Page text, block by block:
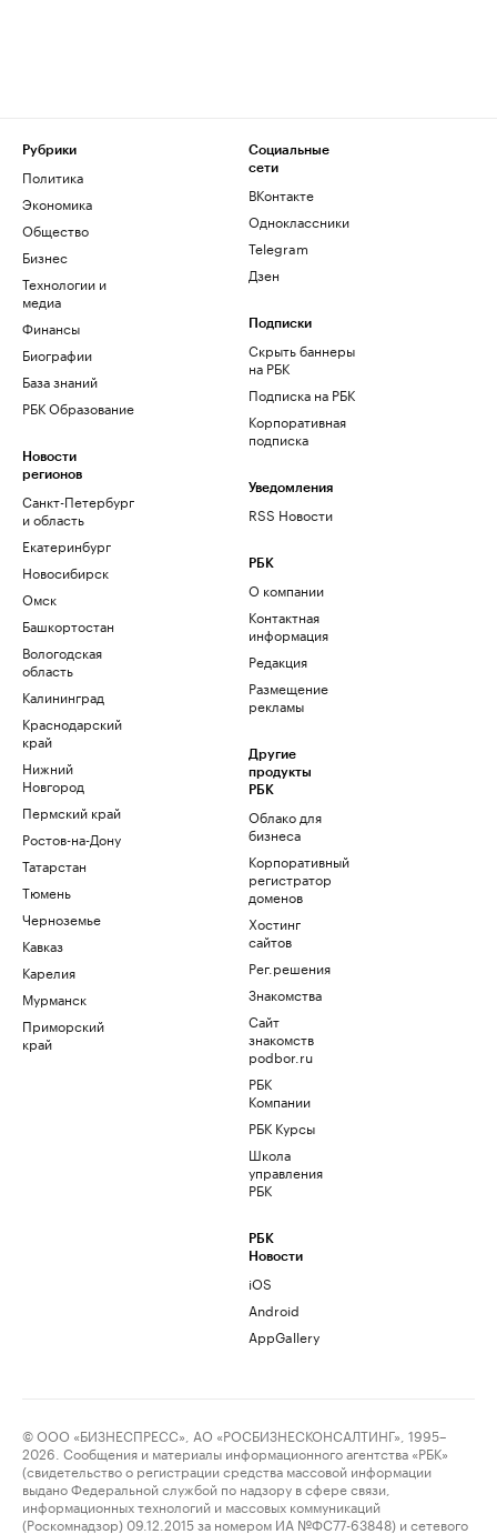
Рубрики
Политика
Экономика
Общество
Бизнес
Технологии и
медиа
Финансы
Биографии
База знаний
РБК Образование
Новости
регионов
Санкт-Петербург
и область
Екатеринбург
Новосибирск
Омск
Башкортостан
Вологодская
область
Калининград
Краснодарский
край
Нижний
Новгород
Пермский край
Ростов-на-Дону
Татарстан
Тюмень
Черноземье
Кавказ
Карелия
Мурманск
Приморский
край
Социальные
сети
ВКонтакте
Одноклассники
Telegram
Дзен
Подписки
Скрыть баннеры
на РБК
Подписка на РБК
Корпоративная
подписка
Уведомления
RSS Новости
РБК
О компании
Контактная
информация
Редакция
Размещение
рекламы
Другие
продукты
РБК
Облако для
бизнеса
Корпоративный
регистратор
доменов
Хостинг
сайтов
Рег.решения
Знакомства
Сайт
знакомств
podbor.ru
РБК
Компании
РБК Курсы
Школа
управления
РБК
РБК
Новости
iOS
Android
AppGallery
© ООО «БИЗНЕСПРЕСС», АО «РОСБИЗНЕСКОНСАЛТИНГ», 1995–
2026. Сообщения и материалы информационного агентства «РБК»
(свидетельство о регистрации средства массовой информации
выдано Федеральной службой по надзору в сфере связи,
информационных технологий и массовых коммуникаций
(Роскомнадзор) 09.12.2015 за номером ИА №ФС77-63848) и сетевого